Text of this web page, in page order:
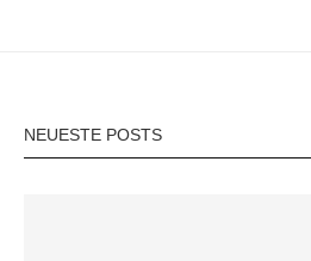
NEUESTE POSTS